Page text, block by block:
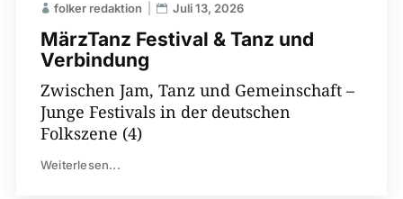
MärzTanz Festival & Tanz und
Verbindung
folker redaktion Juli 13, 2026
Zwischen Jam, Tanz und Gemeinschaft –
Junge Festivals in der deutschen
Folkszene (4)
Weiterlesen...